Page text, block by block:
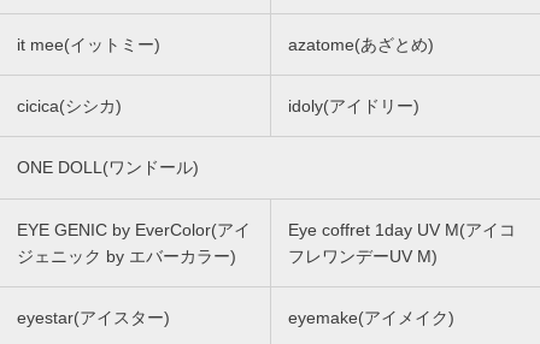
it mee(イットミー) azatome(あざとめ)
cicica(シシカ) idoly(アイドリー)
ONE DOLL(ワンドール)
EYE GENIC by EverColor(アイ
ジェニック by エバーカラー)
Eye coffret 1day UV M(アイコ
フレワンデーUV M)
eyestar(アイスター) eyemake(アイメイク)